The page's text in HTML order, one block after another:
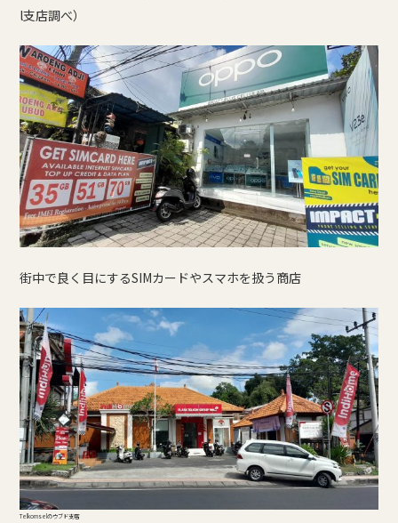
l支店調べ）
街中で良く目にするSIMカードやスマホを扱う商店
Telkomselのウブド支店